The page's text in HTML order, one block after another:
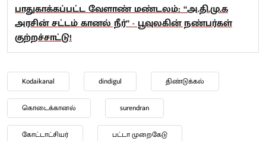
பாதுகாக்கப்பட்ட வேளாண் மண்டலம்: “அ.தி.மு.க
அரசின் சட்டம் கானல் நீர்” - பூவுலகின் நண்பர்கள்
குற்றச்சாட்டு!
Kodaikanal dindigul திண்டுக்கல்
கொடைக்கானல் surendran
கோட்டாட்சியர் பட்டா முறைகேடு